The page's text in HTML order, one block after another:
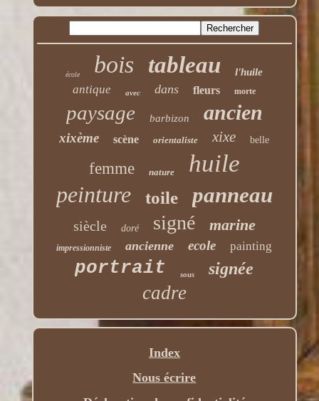
école bois tableau l'huile
antique avec dans fleurs morte
paysage barbizon ancien
xixème scène orientaliste xixe belle
femme nature huile
peinture toile panneau
siècle doré signé marine
impressionniste ancienne ecole painting
portrait sous signée
cadre
Index
Nous écrire